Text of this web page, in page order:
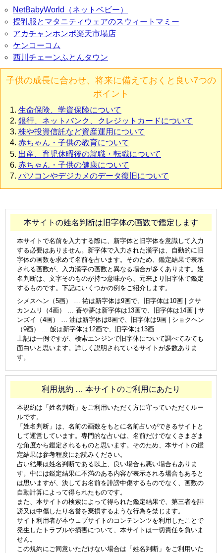
NetBabyWorld（ネットベビー）
授乳服とマタニティウェアのスウィートマミー
アカチャンホンポ楽天市場店
ケンコーコム
西川チェーンふとんタウン
子供の成長に合わせ、将来に備えておくと良い7つの
ポイント
生命保険、学資保険について
銀行、ネットバンク、クレジットカードについて
株や投資信託など資産運用について
赤ちゃん・子供の教育について
出産、育児休暇後の就職・転職について
赤ちゃん・子供の健康について
パソコンやデジカメのデータ復旧について
本サイトの姓名判断は旧字体の画数で鑑定します
本サイトで名前を入力する際に、新字体と旧字体を意識して入力
する必要はありません。新字体で入力された漢字は、自動的に旧
字体の画数を求めて名前を占います。そのため、鑑定結果で表示
される画数が、入力漢字の画数と異なる場合が多くあります。姓
名判断は、文字そのものが持つ意味から、元来より旧字体で鑑定
するものです。下記にいくつかの例をご紹介します。
シメスヘン（5画） … 祐は新字体は9画で、旧字体は10画 | クサ
カンムリ（4画） … 蒼や夢は新字体は13画で、旧字体は14画 | サ
ンズイ（4画） … 油は新字体は8画で、旧字体は9画 | ショクヘン
（9画） … 飯は新字体は12画で、旧字体は13画
上記は一例ですが、検索エンジンで旧字体について調べてみても
面白いと思います。詳しく説明されているサイトが多数ありま
す。
利用規約 … 本サイトのご利用にあたり
本規約は「姓名判断」をご利用いただく方に守っていただくルー
ルです。
「姓名判断」は、名前の画数をもとに名前占いができるサイトと
して運営しています。専門的な占いは、名前だけでなくさまざま
な角度から鑑定されるものと思います。そのため、本サイトの鑑
定結果は参考程度にお読みください。
占い結果は姓名判断である以上、良い場合も悪い場合もありま
す。中には鑑定結果に不満のある内容が表示される場合もあると
は思いますが、決してお名前を誹謗中傷するものでなく、画数の
自動計算によって得られたものです。
また、本サイトの検索によって得られた鑑定結果で、第三者を誹
謗又は中傷したり名誉を棄損するような行為を禁じます。
サイト利用者が本ウェブサイトのコンテンンツを利用したことで
発生したトラブルや損害について、本サイトは一切責任を負いま
せん。
この規約にご同意いただけない場合は「姓名判断」をご利用いた